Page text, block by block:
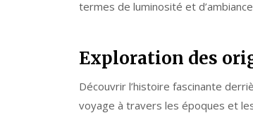
termes de luminosité et
Exploration des
Découvrir l’histoire fascinante
voyage à travers les époques et